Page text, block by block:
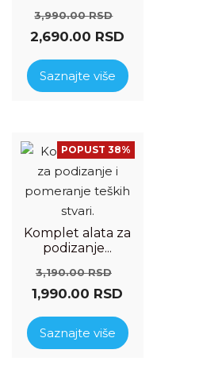
3,990.00RSD
2,690.00 RSD
Saznajte više
POPUST 38%
Komplet alata za
podizanje...
3,190.00RSD
1,990.00 RSD
Saznajte više